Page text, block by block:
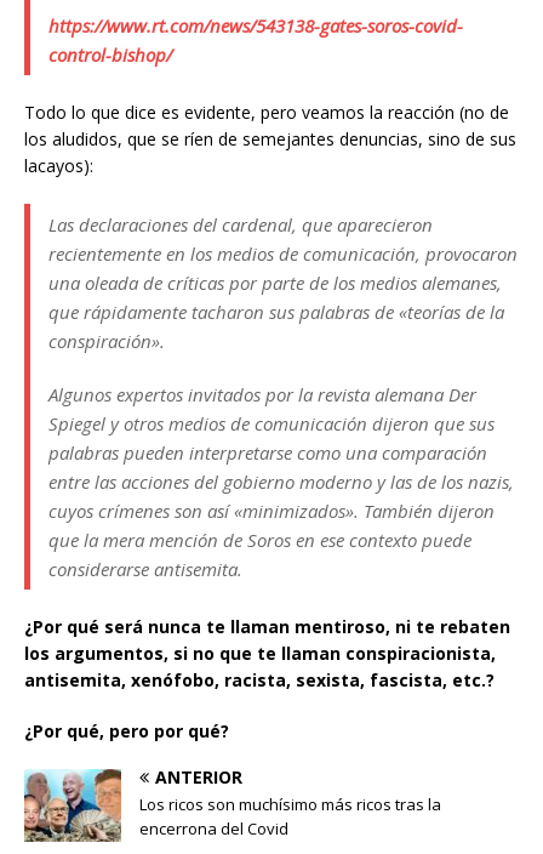
https://www.rt.com/news/543138-gates-soros-covid-
control-bishop/
Todo lo que dice es evidente, pero veamos la reacción (no de
los aludidos, que se ríen de semejantes denuncias, sino de sus
lacayos):
Las declaraciones del cardenal, que aparecieron
recientemente en los medios de comunicación, provocaron
una oleada de críticas por parte de los medios alemanes,
que rápidamente tacharon sus palabras de «teorías de la
conspiración».
Algunos expertos invitados por la revista alemana Der
Spiegel y otros medios de comunicación dijeron que sus
palabras pueden interpretarse como una comparación
entre las acciones del gobierno moderno y las de los nazis,
cuyos crímenes son así «minimizados». También dijeron
que la mera mención de Soros en ese contexto puede
considerarse antisemita.
¿Por qué será nunca te llaman mentiroso, ni te rebaten
los argumentos, si no que te llaman conspiracionista,
antisemita, xenófobo, racista, sexista, fascista, etc.?
¿Por qué, pero por qué?
ANTERIOR
Los ricos son muchísimo más ricos tras la
encerrona del Covid